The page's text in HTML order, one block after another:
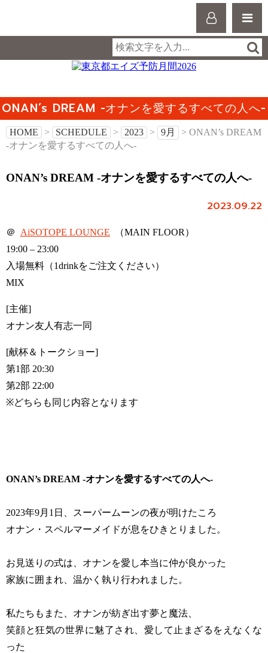
ONAN’s DREAM -オナンを愛するすべての人へ-
HOME > SCHEDULE > 2023 > 9月
> ONAN’s DREAM
-オナンを愛するすべての人へ-
ONAN’s DREAM -オナンを愛するすべての人へ-
2023.09.22
＠ AiSOTOPE LOUNGE
（MAIN FLOOR）
19:00 – 23:00
入場無料（1drinkをご注文ください）
MIX
[主催]
オナン友人有志一同
[献杯＆トークショー]
第1部 20:30
第2部 22:00
※どちらも同じ内容となります
ONAN’s DREAM -オナンを愛するすべての人へ-
2023年9月1日、スーパームーンの夜が明けたころ
オナン・スペルマーメイドが息をひきとりました。
お見送りの式は、オナンを愛し本当に仲が良かった
家族に囲まれ、温かく執り行われました。
私たちもまた、オナンが紡ぎ出す夢と魔法、
笑顔と狂気の世界に魅了され、愛して止まざるをえなくな
った